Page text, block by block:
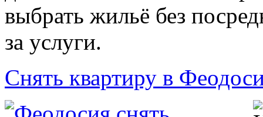
выбрать жильё без
за услуги.
Снять квартиру в